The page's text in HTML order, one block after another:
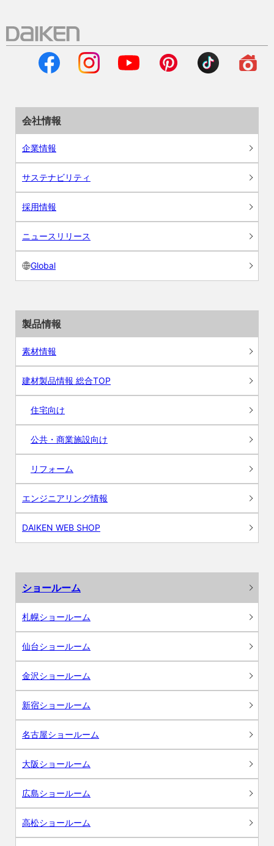
会社情報
企業情報
サステナビリティ
採用情報
ニュースリリース
Global
製品情報
素材情報
建材製品情報 総合TOP
住宅向け
公共・商業施設向け
リフォーム
エンジニアリング情報
DAIKEN WEB SHOP
ショールーム
札幌ショールーム
仙台ショールーム
金沢ショールーム
新宿ショールーム
名古屋ショールーム
大阪ショールーム
広島ショールーム
高松ショールーム